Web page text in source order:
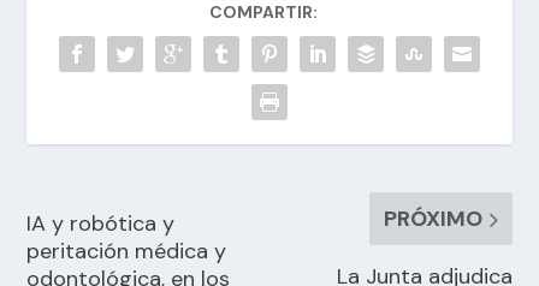
COMPARTIR:
IA y robótica y
peritación médica y
odontológica, en los
PRÓXIMO
La Junta adjudica